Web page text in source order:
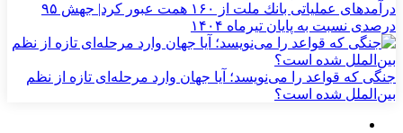
درآمدهای عملیاتی بانك ملت از ۱۶۰ همت عبور كرد| جهش ۹۵
درصدی نسبت به پایان تیرماه ۱۴۰۴
جنگی که قواعد را می‌نویسد؛ آیا جهان وارد مرحله‌ای تازه از نظم
بین‌الملل شده است؟